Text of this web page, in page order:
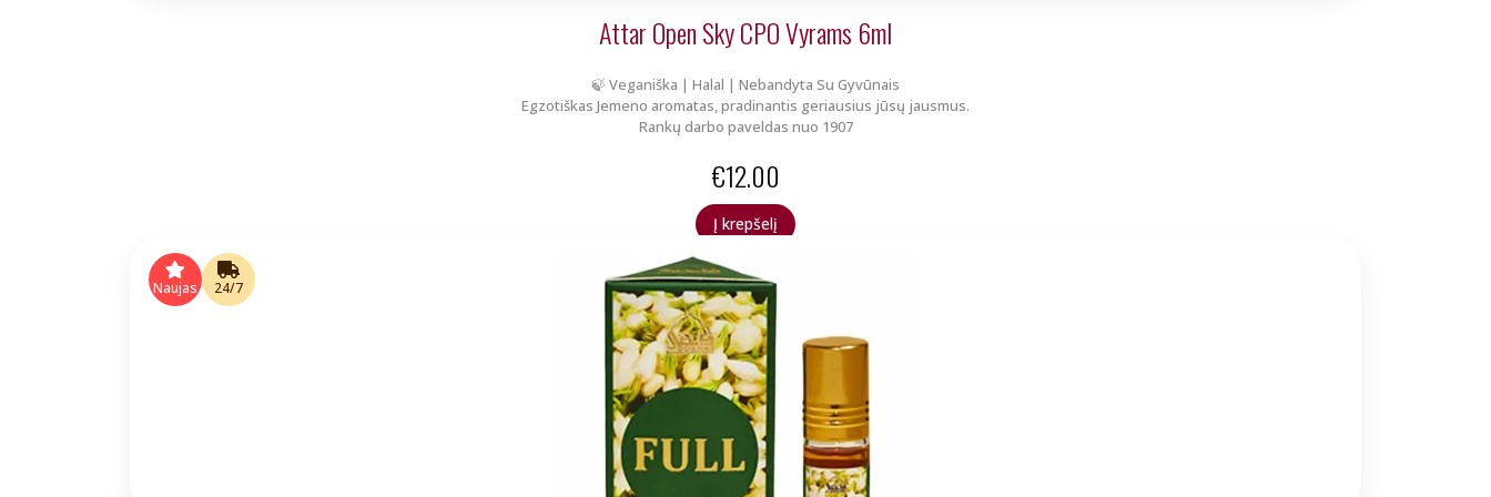
Attar Open Sky CPO Vyrams 6ml
🍃 Veganiška | Halal | Nebandyta Su Gyvūnais
Egzotiškas Jemeno aromatas, pradinantis geriausius jūsų jausmus.
Rankų darbo paveldas nuo 1907
€12.00
Į krepšelį
Naujas 24/7